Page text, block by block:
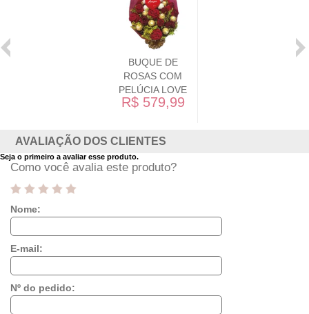
BUQUE DE
ROSAS COM
PELÚCIA LOVE
R$ 579,99
AVALIAÇÃO DOS CLIENTES
Seja o primeiro a avaliar esse produto.
Como você avalia este produto?
Nome:
E-mail:
Nº do pedido: